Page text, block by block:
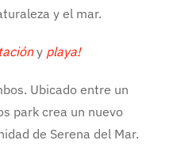
y el mar.
y playa!
Ubicado entre un
park crea un nuevo
de Serena del Mar.